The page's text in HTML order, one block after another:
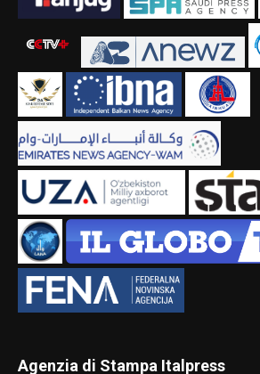
Agenzia di Stampa Italpress